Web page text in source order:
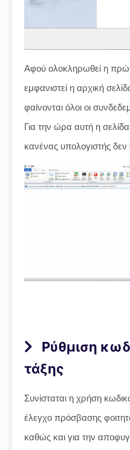
Αφού ολοκληρωθεί η
εμφανιστεί η αρχική
φαίνονται όλοι οι
Για την ώρα αυτή η
κανένας υπολογιστής δεν
Ρύθμιση
τάξης
Συνίσταται η χρήση
έλεγχο πρόσβασης
καθώς και για την